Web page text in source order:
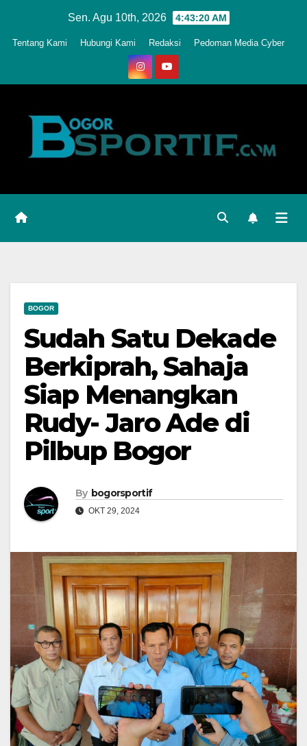
Sen. Agu 10th, 2026 4:43:23 AM
Tentang Kami Hubungi Kami Redaksi Pedoman Media Cyber
BOGOR
Sudah Satu Dekade
Berkiprah, Sahaja
Siap Menangkan
Rudy- Jaro Ade di
Pilbup Bogor
By bogorsportif
OKT 29, 2024